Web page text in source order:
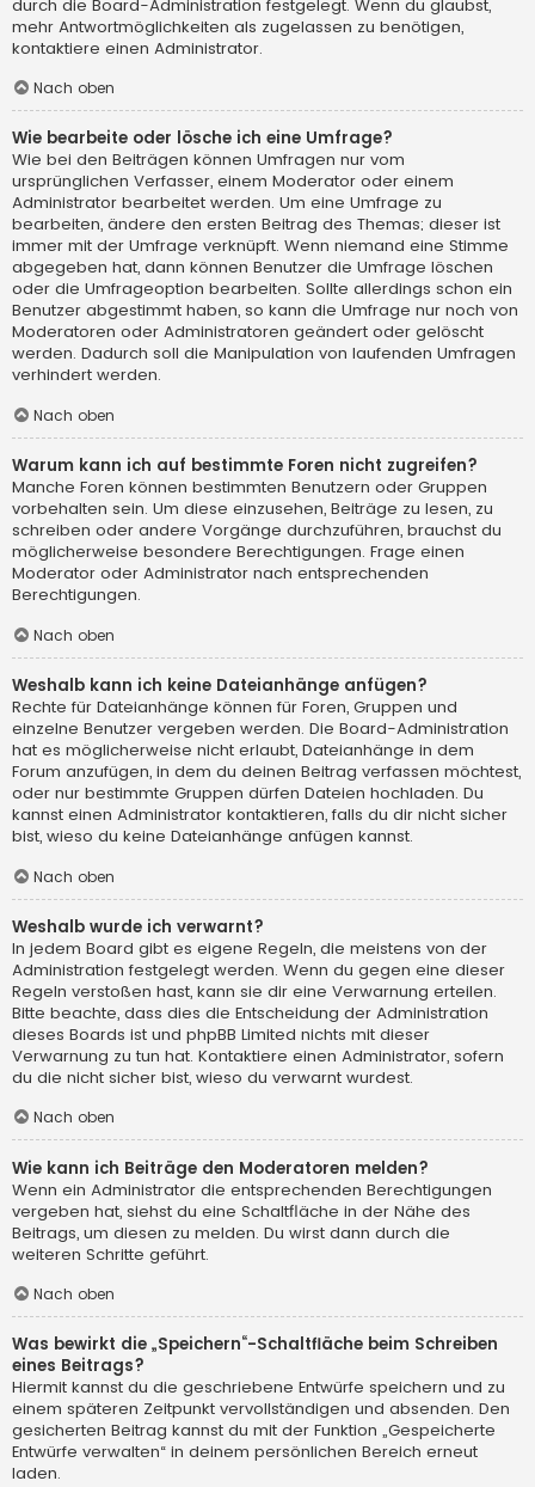
durch die Board-Administration festgelegt. Wenn du glaubst,
mehr Antwortmöglichkeiten als zugelassen zu benötigen,
kontaktiere einen Administrator.
Nach oben
Wie bearbeite oder lösche ich eine Umfrage?
Wie bei den Beiträgen können Umfragen nur vom
ursprünglichen Verfasser, einem Moderator oder einem
Administrator bearbeitet werden. Um eine Umfrage zu
bearbeiten, ändere den ersten Beitrag des Themas; dieser ist
immer mit der Umfrage verknüpft. Wenn niemand eine Stimme
abgegeben hat, dann können Benutzer die Umfrage löschen
oder die Umfrageoption bearbeiten. Sollte allerdings schon ein
Benutzer abgestimmt haben, so kann die Umfrage nur noch von
Moderatoren oder Administratoren geändert oder gelöscht
werden. Dadurch soll die Manipulation von laufenden Umfragen
verhindert werden.
Nach oben
Warum kann ich auf bestimmte Foren nicht zugreifen?
Manche Foren können bestimmten Benutzern oder Gruppen
vorbehalten sein. Um diese einzusehen, Beiträge zu lesen, zu
schreiben oder andere Vorgänge durchzuführen, brauchst du
möglicherweise besondere Berechtigungen. Frage einen
Moderator oder Administrator nach entsprechenden
Berechtigungen.
Nach oben
Weshalb kann ich keine Dateianhänge anfügen?
Rechte für Dateianhänge können für Foren, Gruppen und
einzelne Benutzer vergeben werden. Die Board-Administration
hat es möglicherweise nicht erlaubt, Dateianhänge in dem
Forum anzufügen, in dem du deinen Beitrag verfassen möchtest,
oder nur bestimmte Gruppen dürfen Dateien hochladen. Du
kannst einen Administrator kontaktieren, falls du dir nicht sicher
bist, wieso du keine Dateianhänge anfügen kannst.
Nach oben
Weshalb wurde ich verwarnt?
In jedem Board gibt es eigene Regeln, die meistens von der
Administration festgelegt werden. Wenn du gegen eine dieser
Regeln verstoßen hast, kann sie dir eine Verwarnung erteilen.
Bitte beachte, dass dies die Entscheidung der Administration
dieses Boards ist und phpBB Limited nichts mit dieser
Verwarnung zu tun hat. Kontaktiere einen Administrator, sofern
du die nicht sicher bist, wieso du verwarnt wurdest.
Nach oben
Wie kann ich Beiträge den Moderatoren melden?
Wenn ein Administrator die entsprechenden Berechtigungen
vergeben hat, siehst du eine Schaltfläche in der Nähe des
Beitrags, um diesen zu melden. Du wirst dann durch die
weiteren Schritte geführt.
Nach oben
Was bewirkt die „Speichern“-Schaltfläche beim Schreiben
eines Beitrags?
Hiermit kannst du die geschriebene Entwürfe speichern und zu
einem späteren Zeitpunkt vervollständigen und absenden. Den
gesicherten Beitrag kannst du mit der Funktion „Gespeicherte
Entwürfe verwalten“ in deinem persönlichen Bereich erneut
laden.